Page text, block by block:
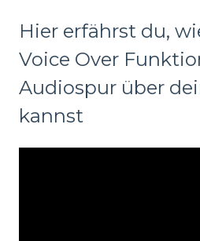
Hier erfährst du,
Voice Over
Audiospur über
kannst